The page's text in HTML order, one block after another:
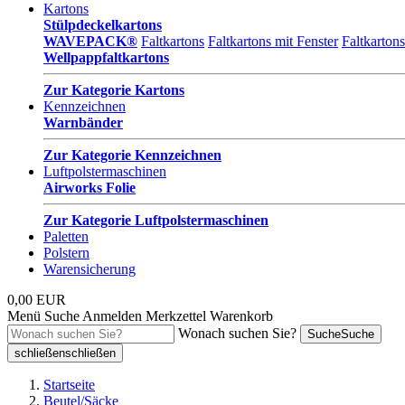
Kartons
Stülpdeckelkartons
WAVEPACK® Faltkartons Faltkartons mit Fenster
Wellpappfaltkartons
Zur Kategorie Kartons
Kennzeichnen
Warnbänder
Zur Kategorie Kennzeichnen
Luftpolstermaschinen
Airworks Folie
Zur Kategorie Luftpolstermaschinen
Paletten
Polstern
Warensicherung
0,00 EUR
Menü Suche Anmelden Merkzettel Warenkorb
Wonach suchen Sie?
SucheSuche
schließenschließen
Startseite
Beutel/Säcke